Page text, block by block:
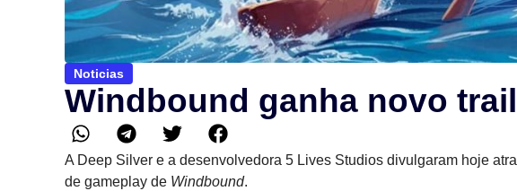
Noticias
Windbound ganha novo
A Deep Silver e a desenvolvedora 5 Lives Studios divulgaram hoje
de gameplay de Windbound.